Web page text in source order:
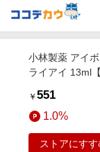
小林製薬 アイ
ライアイ 13ml
￥ 551
1.0%
ストアにすす